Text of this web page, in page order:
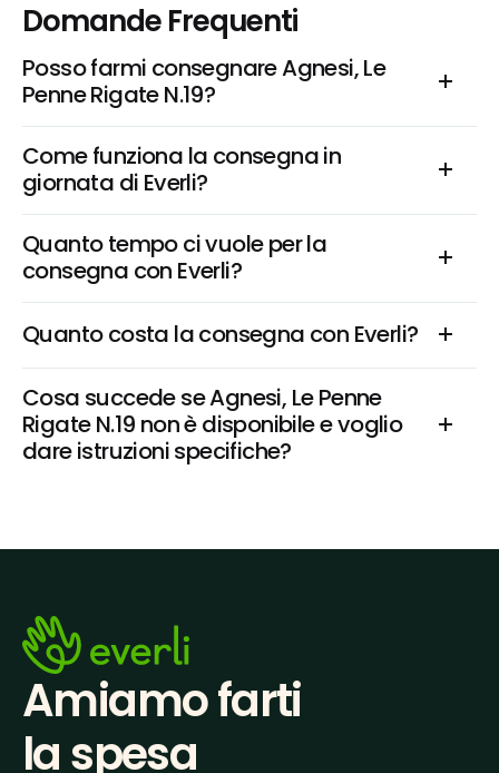
Domande Frequenti
Posso farmi consegnare Agnesi, Le
Penne Rigate N.19?
Come funziona la consegna in
giornata di Everli?
Quanto tempo ci vuole per la
consegna con Everli?
Quanto costa la consegna con Everli?
Cosa succede se Agnesi, Le Penne
Rigate N.19 non è disponibile e voglio
dare istruzioni specifiche?
Amiamo farti
la spesa